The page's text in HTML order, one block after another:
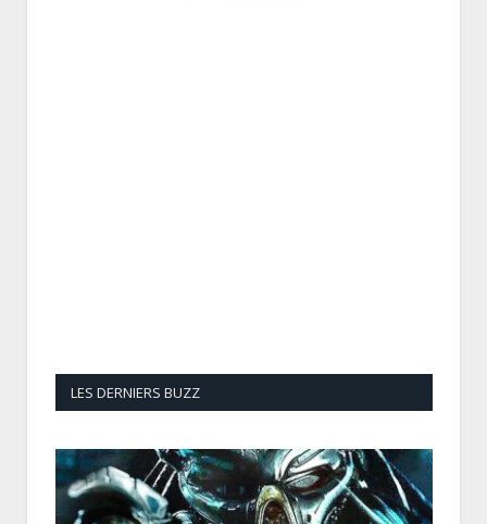
LES DERNIERS BUZZ